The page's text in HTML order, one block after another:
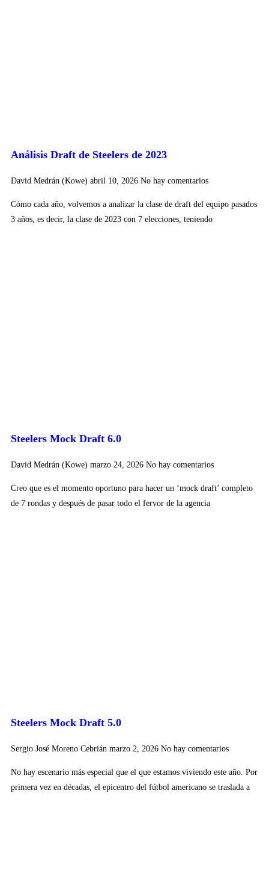
Análisis Draft de Steelers de 2023
David Medrán (Kowe) abril 10, 2026 No hay comentarios
Cómo cada año, volvemos a analizar la clase de draft del equipo pasados
3 años, es decir, la clase de 2023 con 7 elecciones, teniendo
Steelers Mock Draft 6.0
David Medrán (Kowe) marzo 24, 2026 No hay comentarios
Creo que es el momento oportuno para hacer un ‘mock draft’ completo
de 7 rondas y después de pasar todo el fervor de la agencia
Steelers Mock Draft 5.0
Sergio José Moreno Cebrián marzo 2, 2026 No hay comentarios
No hay escenario más especial que el que estamos viviendo este año. Por
primera vez en décadas, el epicentro del fútbol americano se traslada a